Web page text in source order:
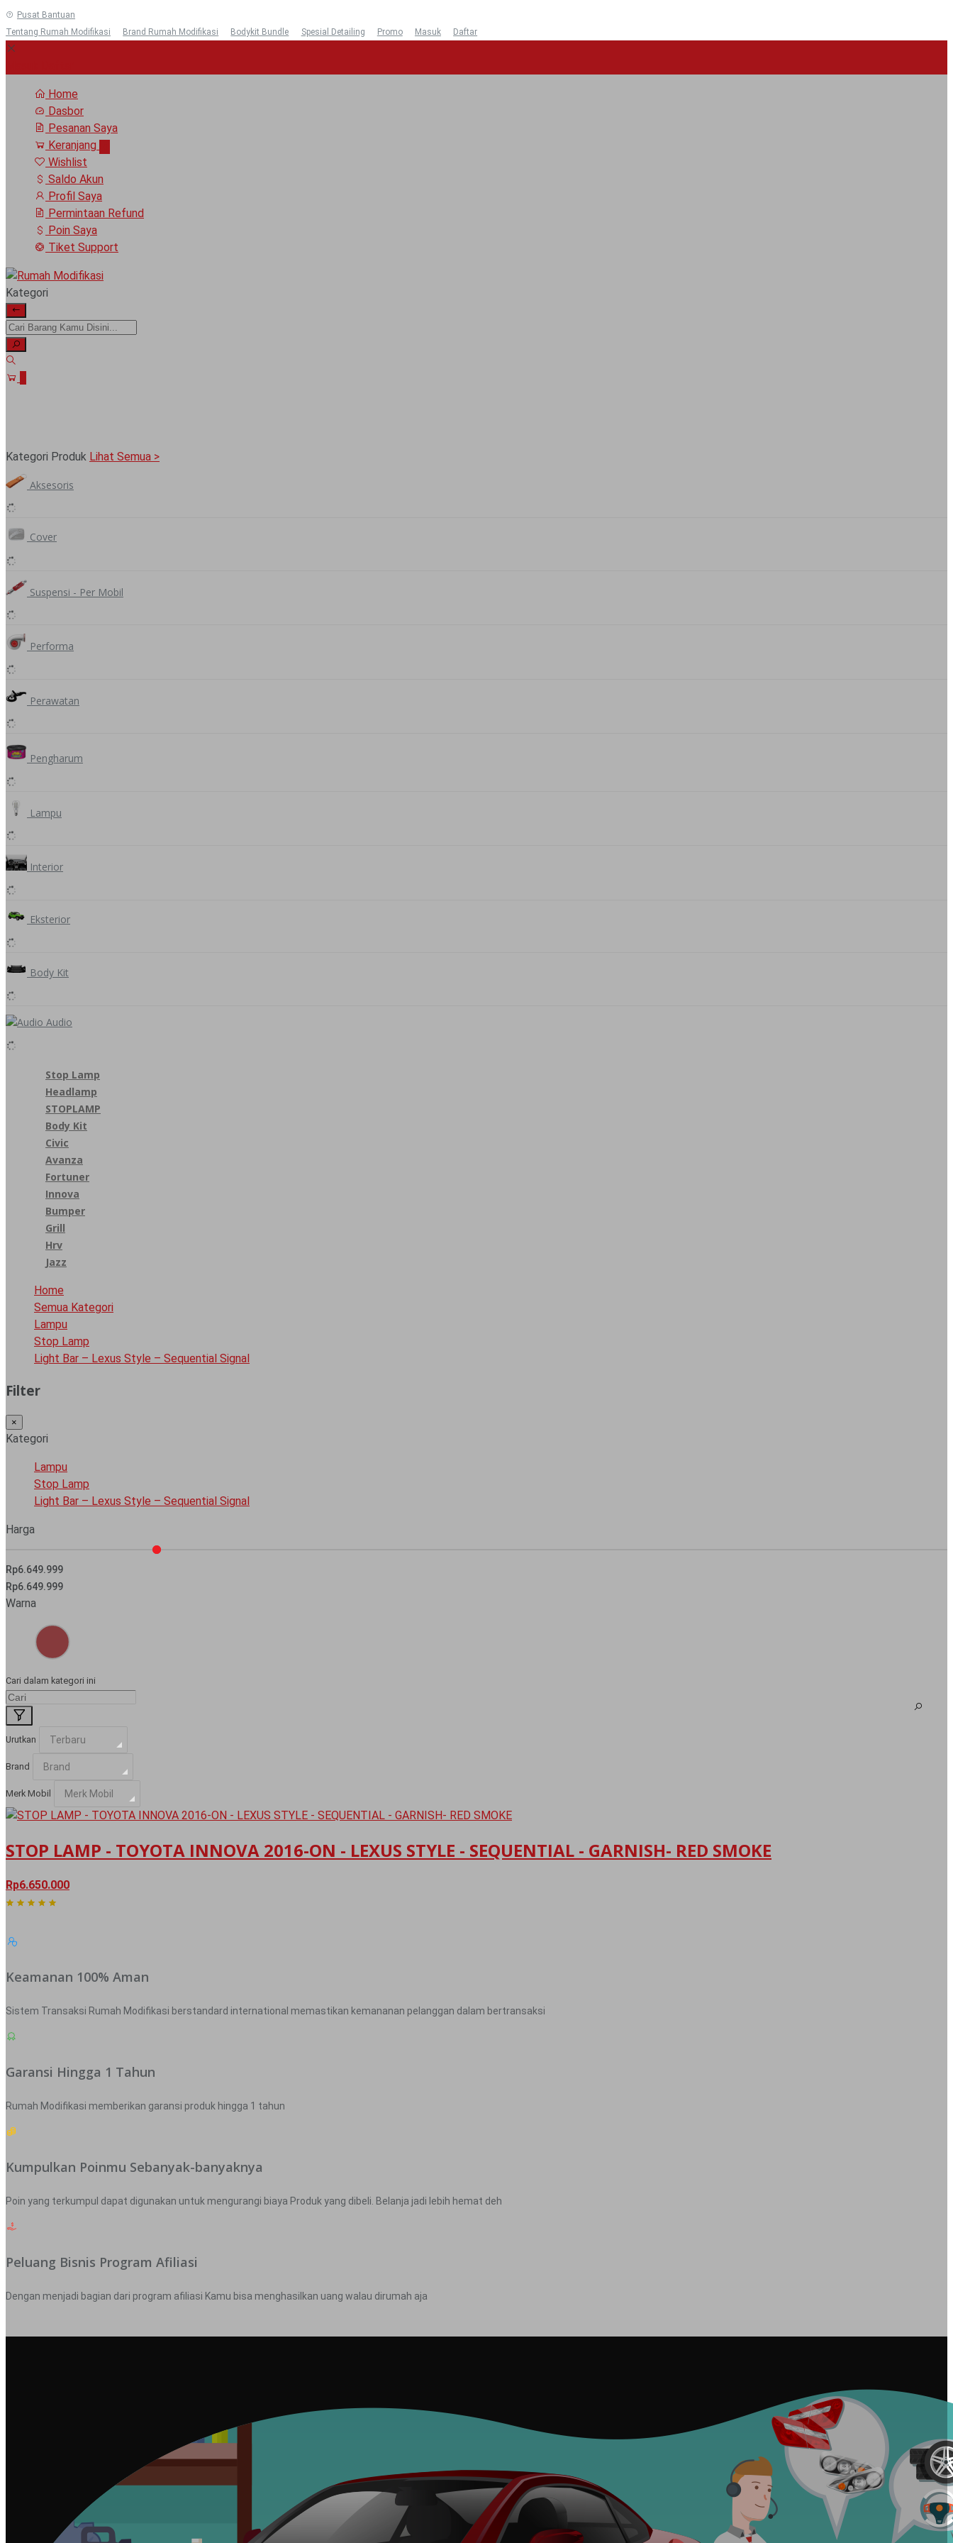
Pusat Bantuan
Tentang Rumah Modifikasi
Brand Rumah Modifikasi Bodykit Bundle Spesial Detailing Promo Masuk Daftar
Home
Dasbor
Pesanan Saya
Keranjang
Wishlist
Saldo Akun
Profil Saya
Permintaan Refund
Poin Saya
Tiket Support
Kategori
Kategori Produk Lihat Semua >
Aksesoris
Cover
Suspensi - Per Mobil
Performa
Perawatan
Pengharum
Lampu
Interior
Eksterior
Body Kit
Audio
Stop Lamp
Headlamp
STOPLAMP
Body Kit
Civic
Avanza
Fortuner
Innova
Bumper
Grill
Hrv
Jazz
Home
Semua Kategori
Lampu
Stop Lamp
Light Bar – Lexus Style – Sequential Signal
Filter
×
Kategori
Lampu
Stop Lamp
Light Bar – Lexus Style – Sequential Signal
Harga
Rp6.649.999
Rp6.649.999
Warna
Cari dalam kategori ini
Urutkan Terbaru
Brand Brand
Merk Mobil Merk Mobil
STOP LAMP - TOYOTA INNOVA 2016-ON - LEXUS STYLE - SEQUENTIAL - GARNISH- RED SMOKE
Rp6.650.000
Keamanan 100% Aman
Sistem Transaksi Rumah Modifikasi berstandard international memastikan kemananan pelanggan dalam bertransaksi
Garansi Hingga 1 Tahun
Rumah Modifikasi memberikan garansi produk hingga 1 tahun
Kumpulkan Poinmu Sebanyak-banyaknya
Poin yang terkumpul dapat digunakan untuk mengurangi biaya Produk yang dibeli. Belanja jadi lebih hemat deh
Peluang Bisnis Program Afiliasi
Dengan menjadi bagian dari program afiliasi Kamu bisa menghasilkan uang walau dirumah aja